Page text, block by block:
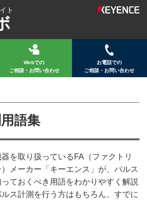
ト
Webでの
ご相談・お問い合わせ
お電話での
ご相談・お問い合わせ
語集
を取り扱っているFA（ファクトリ
メーカー「キーエンス」が、パルス
ておくべき用語をわかりやすく解説
ス計測を行う方はもちろん、すでに